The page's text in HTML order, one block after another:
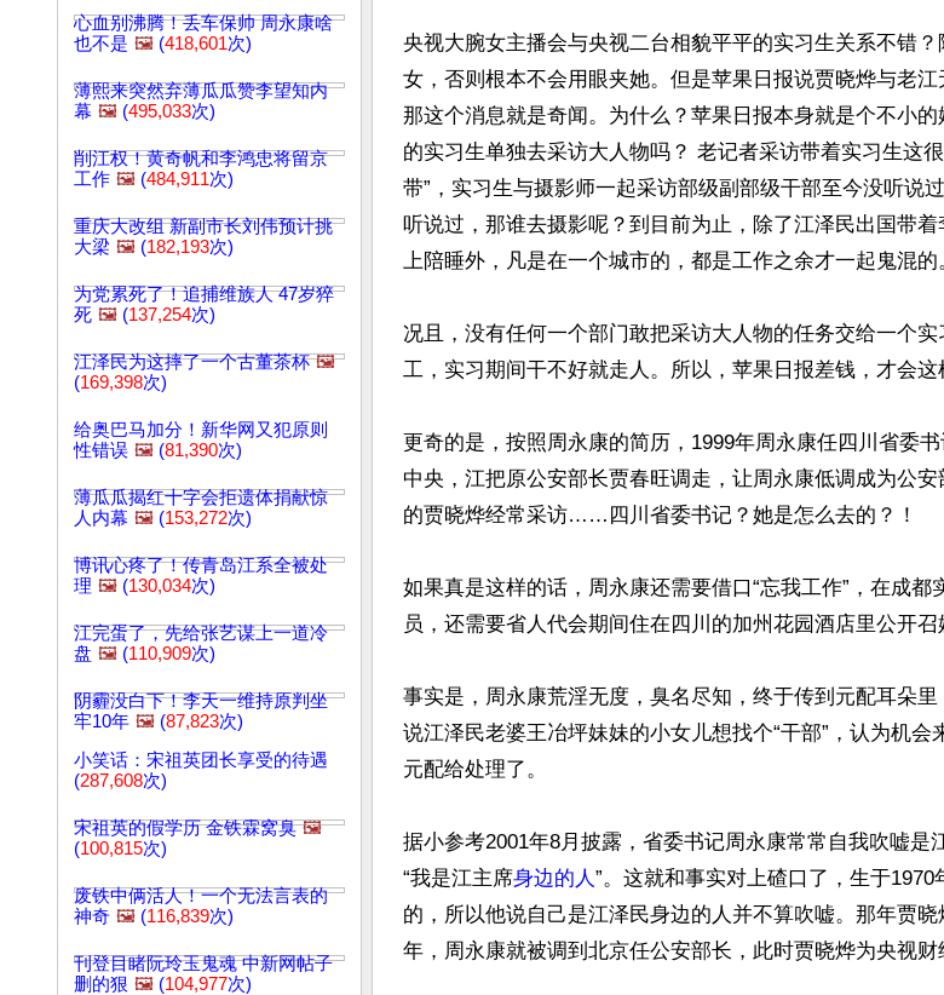
心血别沸腾！丢车保帅 周永康啥
也不是 🖼️ (418,601次)
薄熙来突然弃薄瓜瓜赞李望知内
幕 🖼️ (495,033次)
削江权！黄奇帆和李鸿忠将留京
工作 🖼️ (484,911次)
重庆大改组 新副市长刘伟预计挑
大梁 🖼️ (182,193次)
为党累死了！追捕维族人 47岁猝
死 🖼️ (137,254次)
江泽民为这摔了一个古董茶杯 🖼️
(169,398次)
给奥巴马加分！新华网又犯原则
性错误 🖼️ (81,390次)
薄瓜瓜揭红十字会拒遗体捐献惊
人内幕 🖼️ (153,272次)
博讯心疼了！传青岛江系全被处
理 🖼️ (130,034次)
江完蛋了，先给张艺谋上一道冷
盘 🖼️ (110,909次)
阴霾没白下！李天一维持原判坐
牢10年 🖼️ (87,823次)
小笑话：宋祖英团长享受的待遇
(287,608次)
宋祖英的假学历 金铁霖窝臭 🖼️
(100,815次)
废铁中俩活人！一个无法言表的
神奇 🖼️ (116,839次)
刊登目睹阮玲玉鬼魂 中新网帖子
删的狠 🖼️ (104,977次)
央视大腕女主播会与央视二台相貌平平的实习生关系不错
女，否则根本不会用眼夹她。但是苹果日报说贾晓烨与老江
那这个消息就是奇闻。为什么？苹果日报本身就是个不小
的实习生单独去采访大人物吗？ 老记者采访带着实习生这
带”，实习生与摄影师一起采访部级副部级干部至今没听说
听说过，那谁去摄影呢？到目前为止，除了江泽民出国带
上陪睡外，凡是在一个城市的，都是工作之余才一起鬼混的
况且，没有任何一个部门敢把采访大人物的任务交给一个
工，实习期间干不好就走人。所以，苹果日报差钱，才会这
更奇的是，按照周永康的简历，1999年周永康任四川省委
中央，江把原公安部长贾春旺调走，让周永康低调成为公
的贾晓烨经常采访……四川省委书记？她是怎么去的？！
如果真是这样的话，周永康还需要借口“忘我工作”，在成都
员，还需要省人代会期间住在四川的加州花园酒店里公开召
事实是，周永康荒淫无度，臭名尽知，终于传到元配耳朵
说江泽民老婆王冶坪妹妹的小女儿想找个“干部”，认为机
元配给处理了。
据小参考2001年8月披露，省委书记周永康常常自我吹嘘是
“我是江主席身边的人”。这就和事实对上碴口了，生于
的，所以他说自己是江泽民身边的人并不算吹嘘。那年贾
年，周永康就被调到北京任公安部长，此时贾晓烨为央视财